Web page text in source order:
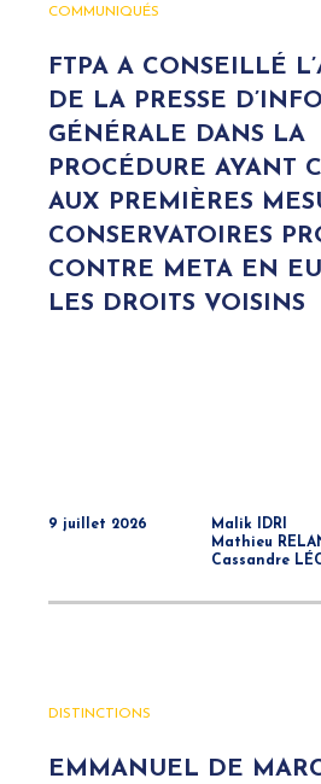
COMMUNIQUÉS
FTPA A CONSEILLÉ
DE LA PRESSE
GÉNÉRALE DANS LA
PROCÉDURE AYANT
AUX PREMIÈRES
CONSERVATOIRES
CONTRE META EN
LES DROITS VOISINS
9 juillet 2026
Malik IDRI
Mathieu
Cassandre
DISTINCTIONS
EMMANUEL DE